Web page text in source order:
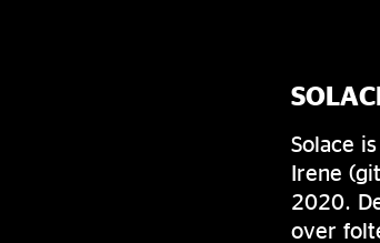
Solace
Irene
2020.
over